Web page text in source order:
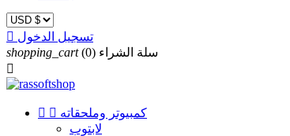
 تسجيل الدخول
shopping_cart
سلة الشراء (0)

  كمبيوتر وملحقاته
لابتوب